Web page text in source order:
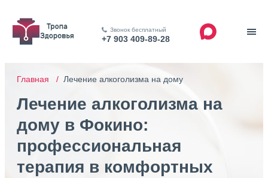
Звонок бесплатный
+7 903 409-89-28
Главная / Лечение алкоголизма на дому
Лечение алкоголизма на
дому в Фокино:
профессиональная
терапия в комфортных